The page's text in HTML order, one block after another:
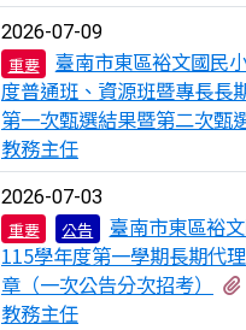
2026-07-09
重要
臺南市東區裕文國民
度普通班、資源班暨專長長
第一次甄選結果暨第二次甄
教務主任
2026-07-03
重要 公告
臺南市東區裕
115學年度第一學期長期代
章（一次公告分次招考）
教務主任